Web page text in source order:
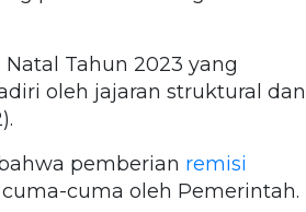
Tahun 2023 yang
oleh jajaran struktural dan
pemberian remisi
cuma oleh Pemerintah.